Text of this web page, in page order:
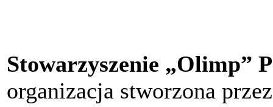
Stowarzyszenie „Olimp”
organizacja stworzona